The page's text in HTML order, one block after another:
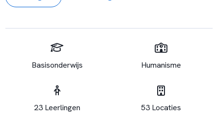
Basisonderwijs Humanisme
23 Leerlingen 53 Locaties